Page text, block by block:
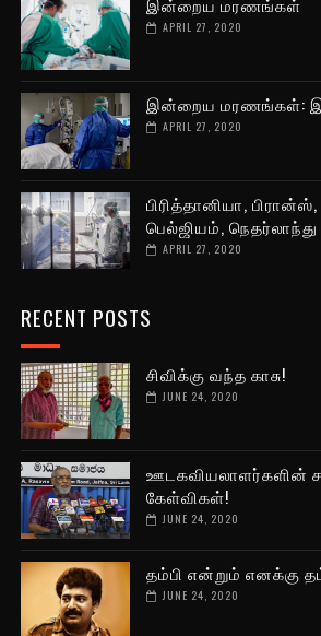
APRIL 27, 2020
இன்றைய மரணங்கள்:
APRIL 27, 2020
பிரித்தானியா,
பெல்ஜியம்,
APRIL 27, 2020
RECENT POSTS
சிவிக்கு வந்த காசு!
JUNE 24, 2020
ஊடகவியலாளர்களின்
கேள்விகள்!
JUNE 24, 2020
தம்பி என்றும் எனக்கு
JUNE 24, 2020